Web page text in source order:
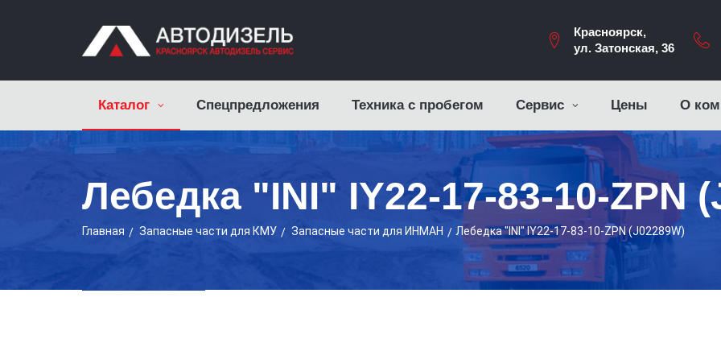
Красноярск,
ул. Затонская, 36
Каталог Спецпредложения Техника с пробегом Сервис Цены О
Лебедка "INI" IY22-17-83-10-ZPN
Главная Запасные части для КМУ Запасные части для ИНМАН Лебедка "INI" IY22-17-83-10-ZPN (J02289W)